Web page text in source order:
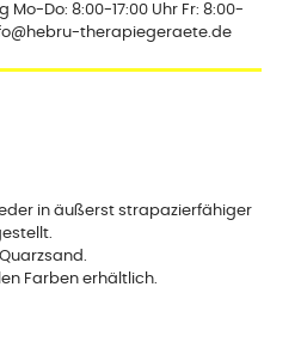
Mo-Do: 8:00-17:00 Uhr Fr: 8:00-
therapiegeraete.de
in äußerst strapazierfähiger
Farben erhältlich.